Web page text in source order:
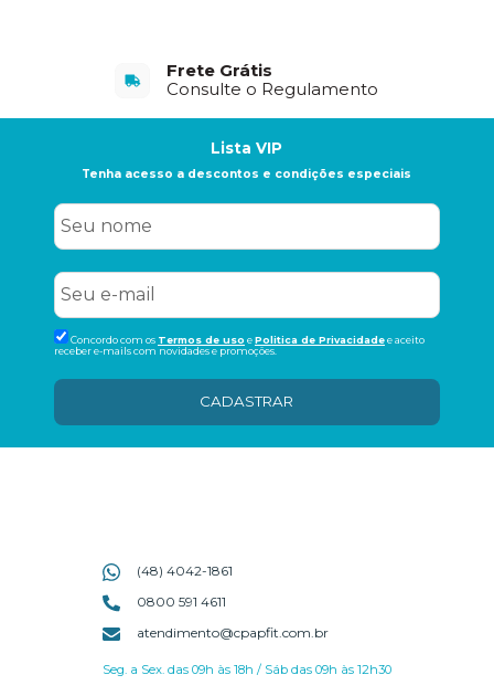
Frete Grátis
Consulte o Regulamento
Lista VIP
Tenha acesso a descontos e condições especiais
Concordo com os Termos de uso ePolitica de Privacidadee aceito
receber e-mails com novidades e promoções.
CADASTRAR
(48) 4042-1861
0800 591 4611
atendimento@cpapfit.com.br
Seg. a Sex. das 09h às 18h / Sáb das 09h às 12h30